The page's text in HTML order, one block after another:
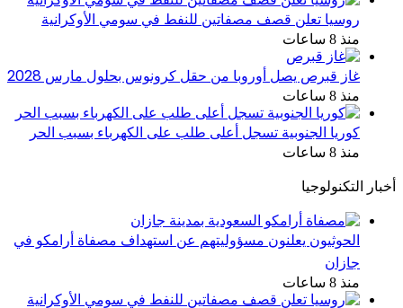
روسيا تعلن قصف مصفاتين للنفط في سومي الأوكرانية
منذ 8 ساعات
غاز قبرص يصل أوروبا من حقل كرونوس بحلول مارس 2028
منذ 8 ساعات
كوريا الجنوبية تسجل أعلى طلب على الكهرباء بسبب الحر
منذ 8 ساعات
أخبار التكنولوجيا
الحوثيون يعلنون مسؤوليتهم عن استهداف مصفاة أرامكو في
جازان
منذ 8 ساعات